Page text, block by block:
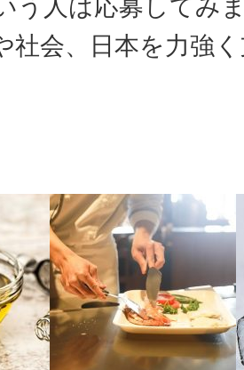
う人は応募して
社会、日本を力強